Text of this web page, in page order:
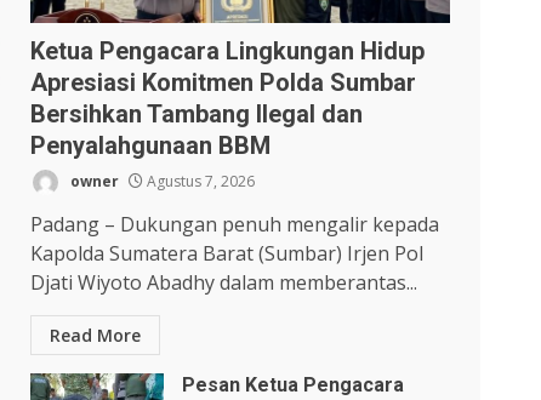
Ketua Pengacara Lingkungan Hidup
Apresiasi Komitmen Polda Sumbar
Bersihkan Tambang Ilegal dan
Penyalahgunaan BBM
owner Agustus 7, 2026
Padang – Dukungan penuh mengalir kepada
Kapolda Sumatera Barat (Sumbar) Irjen Pol
Djati Wiyoto Abadhy dalam memberantas...
Read More
Pesan Ketua Pengacara